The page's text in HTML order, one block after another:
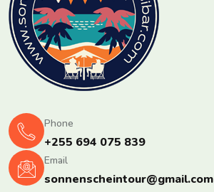
Phone
+255 694 075 839
Email
sonnenscheintour@gmail.com